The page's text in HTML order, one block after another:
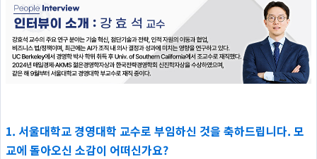
1. 서울대학교 경영대학 교수로 부임하신 것을 축하드립니다. 모
교에 돌아오신 소감이 어떠신가요?